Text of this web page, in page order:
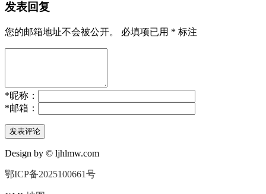
发表回复
您的邮箱地址不会被公开。 必填项已用 * 标注
*昵称：
*邮箱：
Design by © ljhlmw.com
鄂ICP备2025100661号